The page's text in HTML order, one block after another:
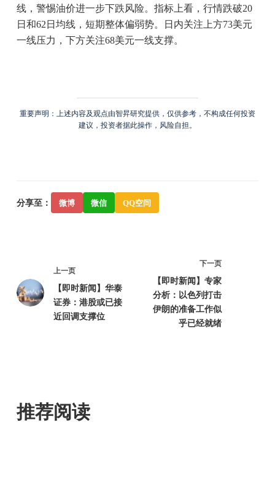
线，警惕油价进一步下跌风险。指标上看，行情跌破20
日和62日均线，短期整体偏弱势。日内关注上方73美元
一线压力，下方关注68美元一线支撑。
重要声明：上述内容及观点由智昇研究提供，仅供参考，不构成任何投资
建议，投资者据此操作，风险自担。
分享至： 微博 微信 QQ空间
上一页
【即时新闻】华泰
证券：港股或已接
近回调支撑位
下一页
【即时新闻】专家
分析：以色列打击
伊朗的准备工作似
乎已经就绪
推荐阅读